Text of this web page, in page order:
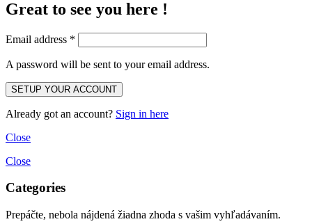
Great to see you here !
Email address *
A password will be sent to your email address.
Already got an account? Sign in here
Close
Close
Categories
Prepáčte, nebola nájdená žiadna zhoda s vašim vyhľadávaním.